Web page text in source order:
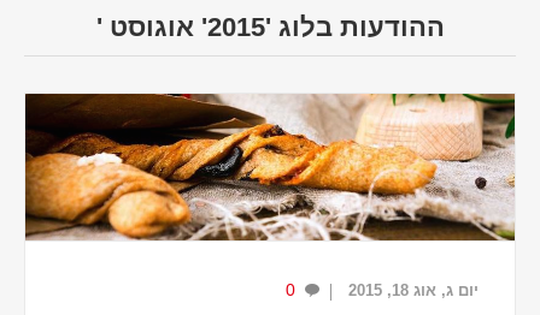
ההודעות בלוג '2015' אוגוסט '
יום ג, אוג 18, 2015 0